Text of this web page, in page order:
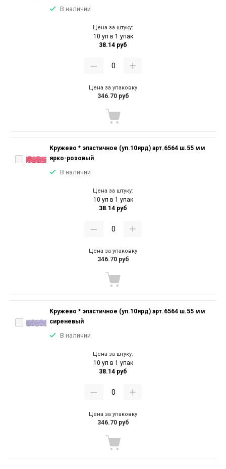
В наличии
Цена за штуку:
10 уп в 1 упак
38.14 руб
Цена за упаковку
346.70 руб
Кружево * эластичное (уп.10ярд) арт.6564 ш.55 мм
ярко-розовый
В наличии
Цена за штуку:
10 уп в 1 упак
38.14 руб
Цена за упаковку
346.70 руб
Кружево * эластичное (уп.10ярд) арт.6564 ш.55 мм
сиреневый
В наличии
Цена за штуку:
10 уп в 1 упак
38.14 руб
Цена за упаковку
346.70 руб